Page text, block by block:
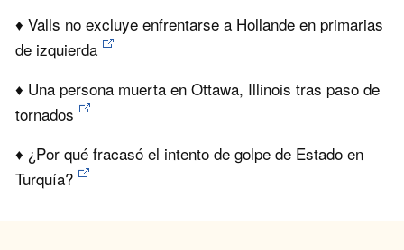
♦ Valls no excluye enfrentarse a Hollande en primarias
de izquierda
♦ Una persona muerta en Ottawa, Illinois tras paso de
tornados
♦ ¿Por qué fracasó el intento de golpe de Estado en
Turquía?